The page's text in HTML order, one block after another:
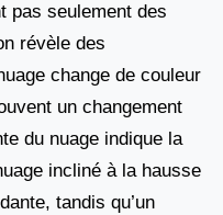
pas seulement des
révèle des
change de couleur
un changement
du nuage indique la
incliné à la hausse
tandis qu’un